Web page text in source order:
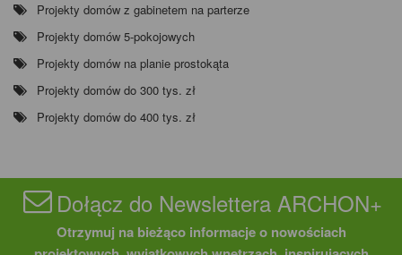
Projekty domów z gabinetem na parterze
Projekty domów 5-pokojowych
Projekty domów na planie prostokąta
Projekty domów do 300 tys. zł
Projekty domów do 400 tys. zł
Dołącz do Newslettera ARCHON+
Otrzymuj na bieżąco informacje o nowościach